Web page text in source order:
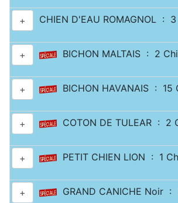
+ CHIEN D'EAU ROMAGNOL :
+ BICHON MALTAIS : 2
+ BICHON HAVANAIS : 15
+ COTON DE TULEAR : 2
+ PETIT CHIEN LION : 1
+ GRAND CANICHE Noir :